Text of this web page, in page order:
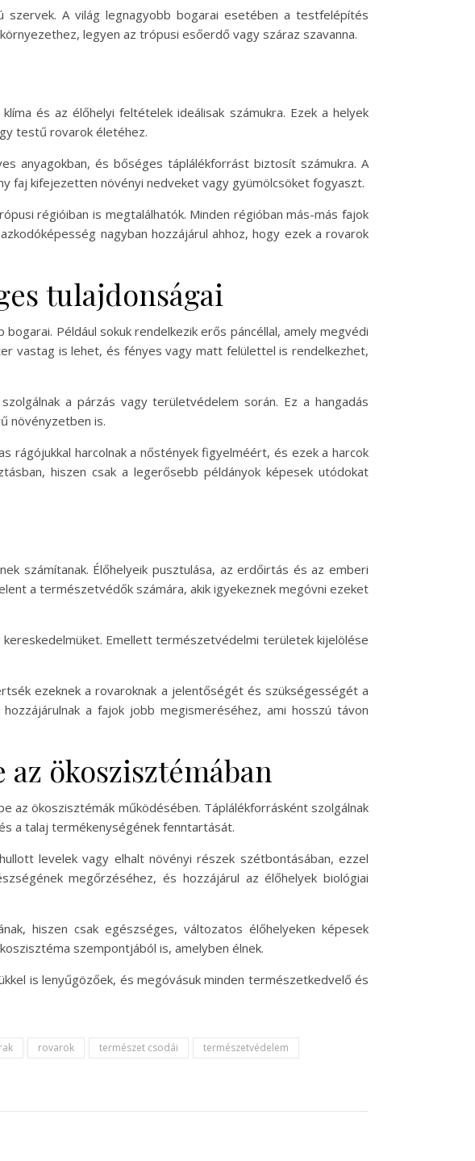
A világ legnagyobb bogarai esetében a testfelépítés
legyen az trópusi esőerdő vagy száraz szavanna.
és az élőhelyi feltételek ideálisak számukra. Ezek a helyek
testű rovarok életéhez.
anyagokban, és bőséges táplálékforrást biztosít számukra. A
faj kifejezetten növényi nedveket vagy gyümölcsöket fogyaszt.
régióiban is megtalálhatók. Minden régióban más-más fajok
nagyban hozzájárul ahhoz, hogy ezek a rovarok
tulajdonságai
Például sokuk rendelkezik erős páncéllal, amely megvédi
vastag is lehet, és fényes vagy matt felülettel is rendelkezhet,
a párzás vagy területvédelem során. Ez a hangadás
növényzetben is.
rágójukkal harcolnak a nőstények figyelméért, és ezek a harcok
hiszen csak a legerősebb példányok képesek utódokat
számítanak. Élőhelyeik pusztulása, az erdőirtás és az emberi
a természetvédők számára, akik igyekeznek megóvni ezeket
Emellett természetvédelmi területek kijelölése
ezeknek a rovaroknak a jelentőségét és szükségességét a
a fajok jobb megismeréséhez, ami hosszú távon
ökoszisztémában
az ökoszisztémák működésében. Táplálékforrásként szolgálnak
a talaj termékenységének fenntartását.
levelek vagy elhalt növényi részek szétbontásában, ezzel
megőrzéséhez, és hozzájárul az élőhelyek biológiai
hiszen csak egészséges, változatos élőhelyeken képesek
szempontjából is, amelyben élnek.
is lenyűgözőek, és megóvásuk minden természetkedvelő és
rovarok természet csodái
természetvédelem